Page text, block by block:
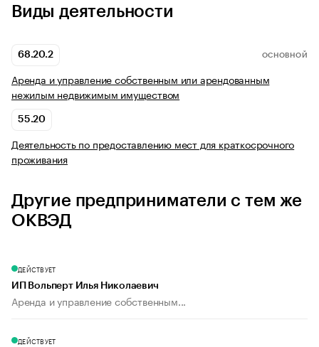
Виды деятельности
68.20.2 ОСНОВНОЙ
Аренда и управление собственным или арендованным
нежилым недвижимым имуществом
55.20
Деятельность по предоставлению мест для краткосрочного
проживания
Другие предприниматели с тем же
ОКВЭД
ДЕЙСТВУЕТ
ИП Вольперт Илья Николаевич
Аренда и управление собственным...
ДЕЙСТВУЕТ